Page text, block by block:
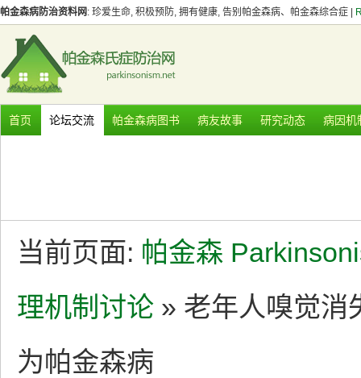
帕金森病防治资料网 : 珍爱生命, 积极预防, 拥有健康, 告别帕金森病、帕金森综合症 |
首页 论坛交流 帕金森病图书 病友故事 研究动态 病因机
当前页面: 帕金森
理机制讨论 » 老年人嗅觉消
为帕金森病